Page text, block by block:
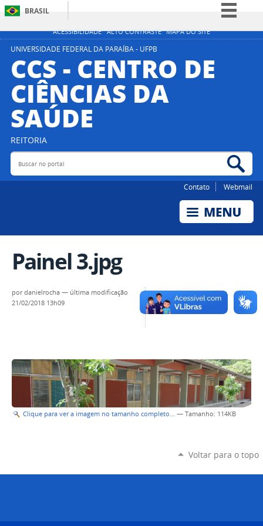
ACESSIBILIDADE ALTO CONTRASTE MAPA DO SITE
BRASIL
Simplifique!
Participe
Acesso à informação
Legislação
UNIVERSIDADE FEDERAL DA PARAÍBA - UFPB
CCS - CENTRO DE
CIÊNCIAS DA
SAÚDE
REITORIA
Buscar no portal
Contato Webmail
Painel 3.jpg
pordanielrocha — última modificação
21/02/2018 13h09
Clique para ver a imagem no tamanho completo… — Tamanho: 114KB
Voltar para o topo